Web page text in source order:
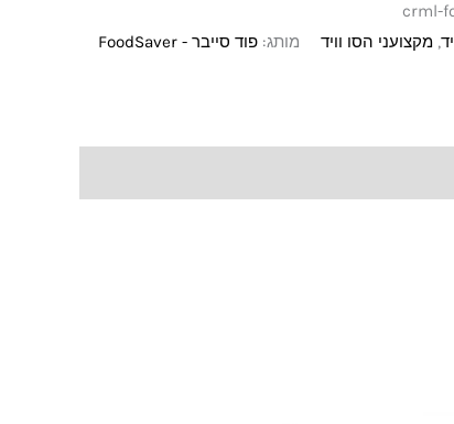
crml-
, מקצועני הסו וויד מותג: פוד סייבר - FoodSaver